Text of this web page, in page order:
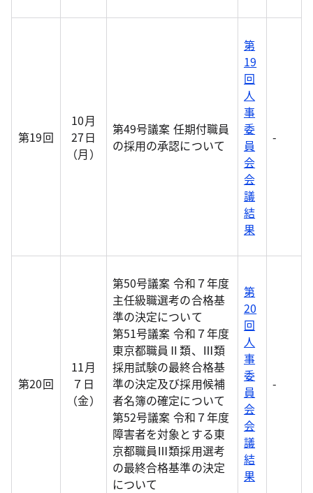
第19回
10月
27日
（月）
第49号議案 任期付職員
の採用の承認について
第
19
回
人
事
委
員
会
会
議
結
果
-
第20回
11月
７日
（金）
第50号議案 令和７年度
主任級職選考の合格基
準の決定について
第51号議案 令和７年度
東京都職員Ⅱ類、Ⅲ類
採用試験の最終合格基
準の決定及び採用候補
者名簿の確定について
第52号議案 令和７年度
障害者を対象とする東
京都職員Ⅲ類採用選考
の最終合格基準の決定
について
第
20
回
人
事
委
員
会
会
議
結
果
-